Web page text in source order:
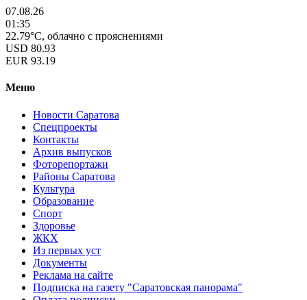
07.08.26
01:35
22.79°C, облачно с прояснениями
USD 80.93
EUR 93.19
Меню
Новости Саратова
Спецпроекты
Контакты
Архив выпусков
Фоторепортажи
Районы Саратова
Культура
Образование
Спорт
Здоровье
ЖКХ
Из пеpвых уст
Документы
Реклама на сайте
Подписка на газету "Саратовская панорама"